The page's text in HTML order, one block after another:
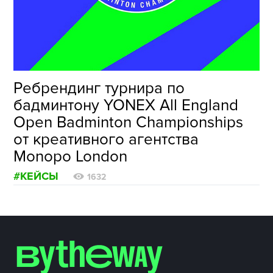
Ребрендинг турнира по
бадминтону YONEX All England
Open Badminton Championships
от креативного агентства
Monopo London
#КЕЙСЫ 1632
ТИПОГРАФИКА
ИСТОРИИ БРЕНДОВ
О ПРОЕКТЕ
РЕКЛАМА
КОНТАКТЫ